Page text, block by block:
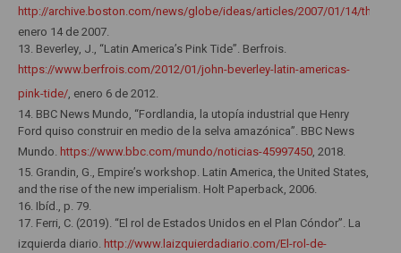
http://archive.boston.com/news/globe/ideas/articles/2007/01/14/
enero 14 de 2007.
13. Beverley, J., “Latin America’s Pink Tide”. Berfrois.
https://www.berfrois.com/2012/01/john-beverley-latin-americas-
pink-tide/, enero 6 de 2012.
14. BBC News Mundo, “Fordlandia, la utopía industrial que Henry
Ford quiso construir en medio de la selva amazónica”. BBC News
Mundo. https://www.bbc.com/mundo/noticias-45997450, 2018.
15. Grandin, G., Empire’s workshop. Latin America, the United States,
and the rise of the new imperialism. Holt Paperback, 2006.
16. Ibíd., p. 79.
17. Ferri, C. (2019). “El rol de Estados Unidos en el Plan Cóndor”. La
izquierda diario. http://www.laizquierdadiario.com/El-rol-de-